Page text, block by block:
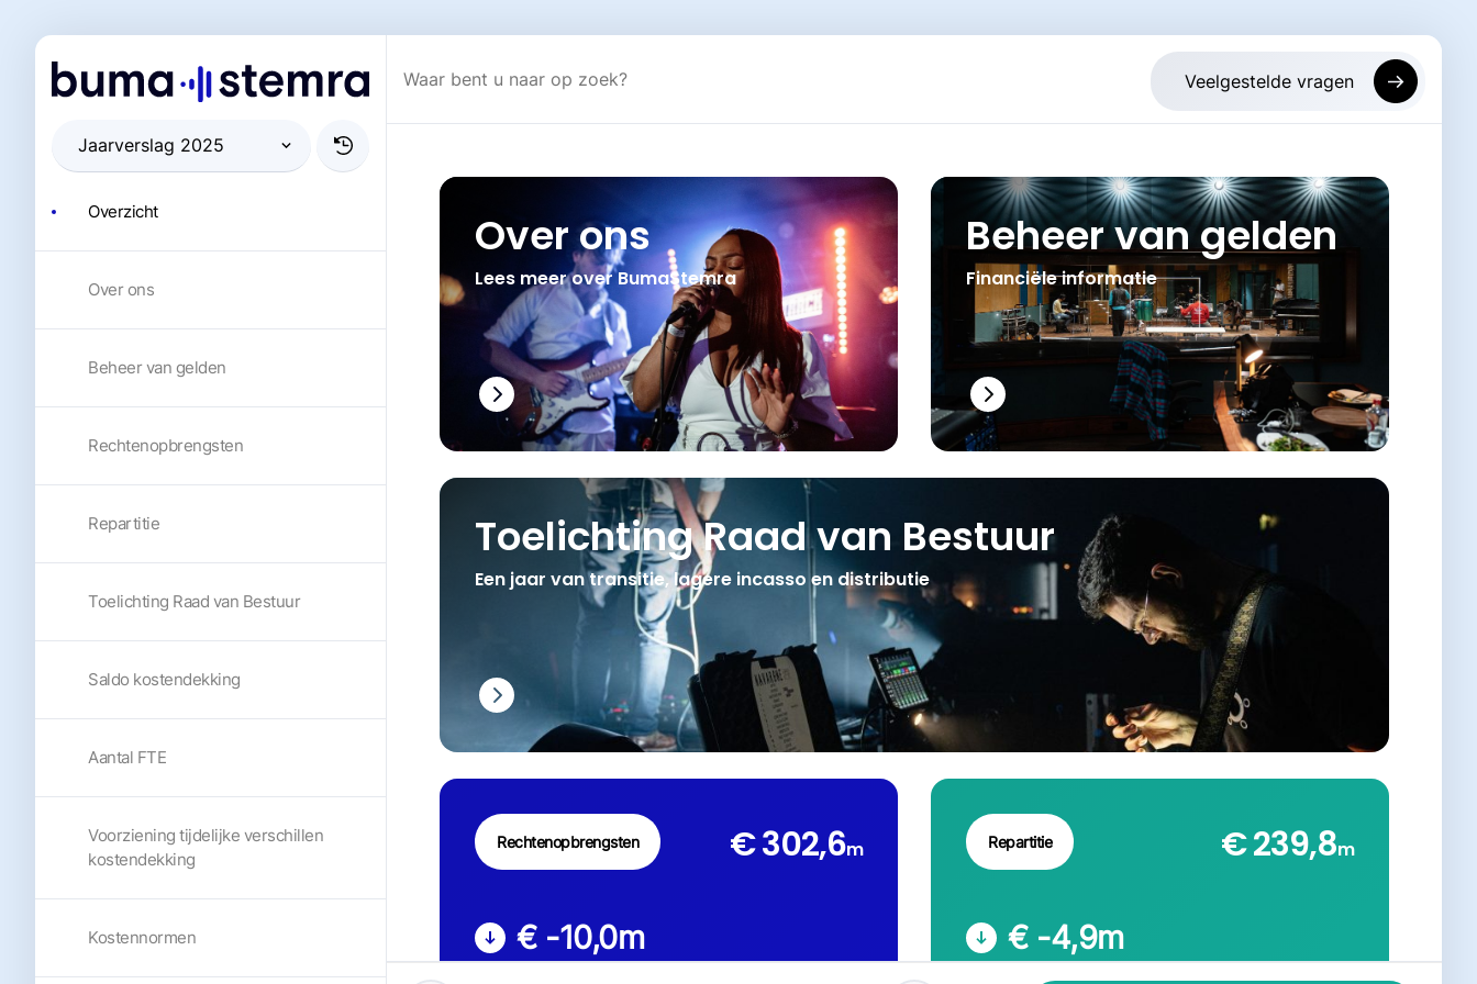
Overzicht
Over ons
Beheer van gelden
Rechtenopbrengsten
Repartitie
Toelichting Raad van Bestuur
Saldo kostendekking
Aantal FTE
Voorziening tijdelijke verschillen
kostendekking
Kostennormen
Over ons
Lees meer over BumaStemra
Beheer van gelden
Financiële informatie
Toelichting Raad van Bestuur
Een jaar van transitie, lagere incasso en distributie
Rechtenopbrengsten € 302,6m
€ -10,0m
Repartitie € 239,8m
€ -4,9m